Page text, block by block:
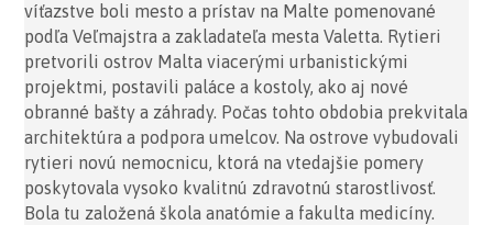
víťazstve boli mesto a prístav na Malte pomenované
podľa Veľmajstra a zakladateľa mesta Valetta. Rytieri
pretvorili ostrov Malta viacerými urbanistickými
projektmi, postavili paláce a kostoly, ako aj nové
obranné bašty a záhrady. Počas tohto obdobia prekvitala
architektúra a podpora umelcov. Na ostrove vybudovali
rytieri novú nemocnicu, ktorá na vtedajšie pomery
poskytovala vysoko kvalitnú zdravotnú starostlivosť.
Bola tu založená škola anatómie a fakulta medicíny.